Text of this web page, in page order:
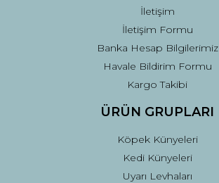
Gönder
İletişim
İletişim Formu
Banka Hesap Bilgilerimiz
Havale Bildirim Formu
Kargo Takibi
ÜRÜN GRUPLARI
Köpek Künyeleri
Kedi Künyeleri
Uyarı Levhaları